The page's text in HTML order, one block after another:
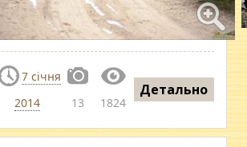
7 січня
2014
13 1824
Детально